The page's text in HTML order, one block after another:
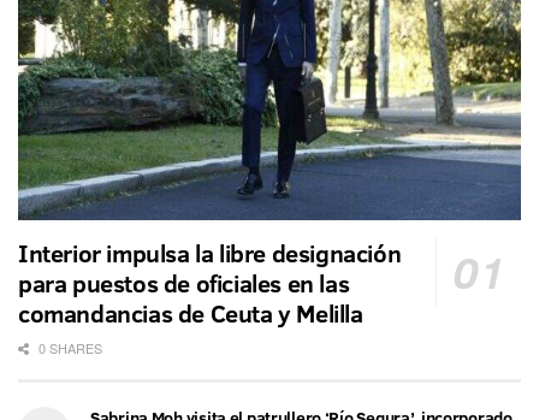
Interior impulsa la libre designación
para puestos de oficiales en las
comandancias de Ceuta y Melilla
0 SHARES